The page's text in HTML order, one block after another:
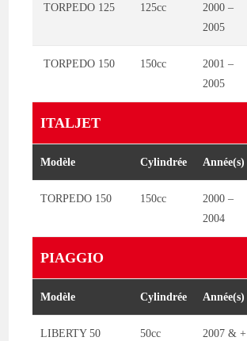
TORPEDO 125 125cc
2000 –
2005
TORPEDO 150 150cc
2001 –
2005
ITALJET
Modèle Cylindrée Année(s)
TORPEDO 150 150cc
2000 –
2004
PIAGGIO
Modèle Cylindrée Année(s)
LIBERTY 50
50cc 2007 & +